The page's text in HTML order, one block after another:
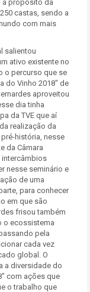
a propósito da
castas, sendo a
com mais
salientou
ativo existente no
o percurso que se
do Vinho 2018" de
aproveitou
dia tinha
da TVE que aí
realização da
história, nesse
da Câmara
intercâmbios
nesse seminário e
de uma
para conhecer
em que são
frisou também
o ecossistema
pela
cada vez
global. O
a diversidade do
com ações que
o trabalho que